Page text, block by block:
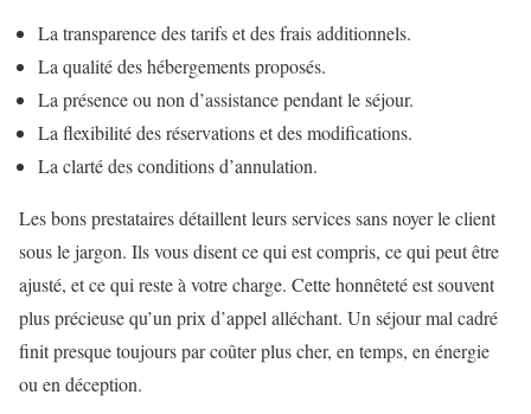
La transparence des tarifs et des frais additionnels.
La qualité des hébergements proposés.
La présence ou non d’assistance pendant le séjour.
La flexibilité des réservations et des modifications.
La clarté des conditions d’annulation.
Les bons prestataires détaillent leurs services sans noyer le client
sous le jargon. Ils vous disent ce qui est compris, ce qui peut être
ajusté, et ce qui reste à votre charge. Cette honnêteté est souvent
plus précieuse qu’un prix d’appel alléchant. Un séjour mal cadré
finit presque toujours par coûter plus cher, en temps, en énergie
ou en déception.